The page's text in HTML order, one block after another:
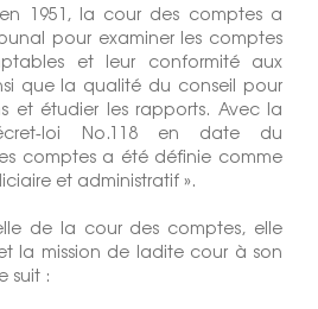
1951, la cour des comptes a
pour examiner les comptes
et leur conformité aux
que la qualité du conseil pour
et étudier les rapports. Avec la
loi No.118 en date du
comptes a été définie comme
et administratif ».
de la cour des comptes, elle
la mission de ladite cour à son
suit :